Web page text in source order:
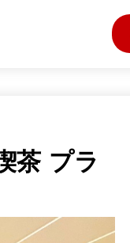
茶 プラ